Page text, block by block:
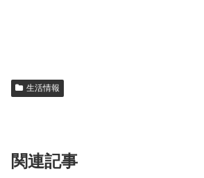
生活情報
関連記事